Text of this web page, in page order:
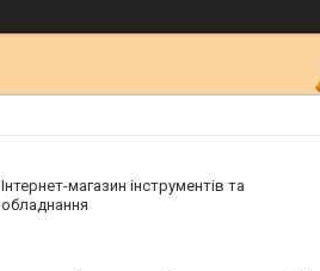
Інтернет-магазин інструментів та
обладнання